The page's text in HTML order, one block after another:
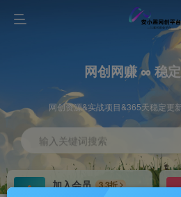
网创网赚 ∞ 稳
网创资源&实战项目&365天稳定更
输入关键词搜索
加入会员
3.3折